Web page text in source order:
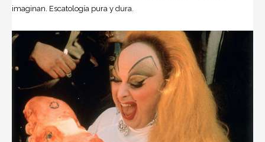
imaginan. Escatología pura y dura.